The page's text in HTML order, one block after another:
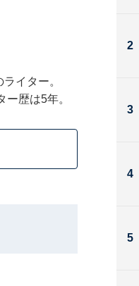
イター。
歴は5年。
2
3
4
5